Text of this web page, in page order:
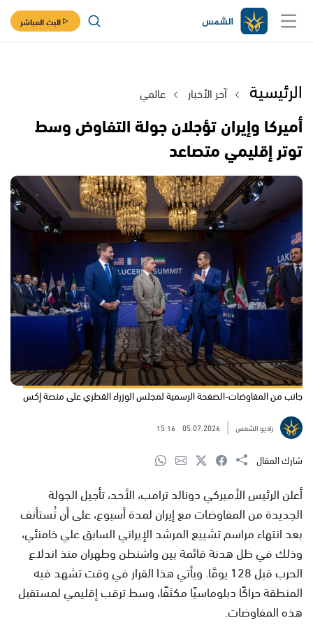
البث المباشر
الرئيسية آخر الأخبار عالمي
أميركا وإيران تؤجلان جولة التفاوض وسط
توتر إقليمي متصاعد
جانب من المفاوضات-الصفحة الرسمية لمجلس الوزراء القطري على منصة إكس
راديو الشمس 05.07.2026
15:16
شارك المقال
أعلن الرئيس الأميركي دونالد ترامب، الأحد، تأجيل الجولة
الجديدة من المفاوضات مع إيران لمدة أسبوع، على أن تُستأنف
بعد انتهاء مراسم تشييع المرشد الإيراني السابق علي خامنئي،
وذلك في ظل هدنة قائمة بين واشنطن وطهران منذ اندلاع
الحرب قبل 128 يومًا. ويأتي هذا القرار في وقت تشهد فيه
المنطقة حراكًا دبلوماسيًا مكثفًا، وسط ترقب إقليمي لمستقبل
هذه المفاوضات.